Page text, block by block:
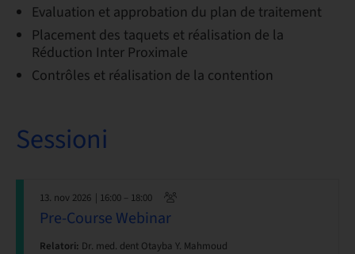
Evaluation et approbation du plan de traitement
Placement des taquets et réalisation de la
Réduction Inter Proximale
Contrôles et réalisation de la contention
Sessioni
13. nov 2026 | 16:00 – 18:00
Pre-Course Webinar
Relatori: Dr. med. dent Otayba Y. Mahmoud